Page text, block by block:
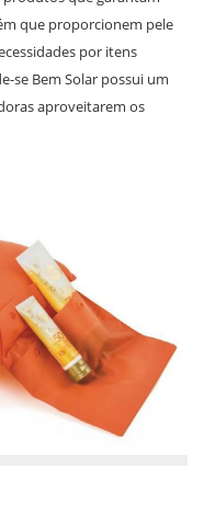
que proporcionem pele
por itens
se Bem Solar possui um
aproveitarem os